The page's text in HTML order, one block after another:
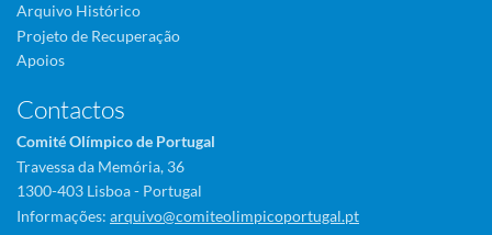
Arquivo Histórico
Projeto de Recuperação
Apoios
Contactos
Comité Olímpico de Portugal
Travessa da Memória, 36
1300-403 Lisboa - Portugal
Informações: arquivo@comiteolimpicoportugal.pt